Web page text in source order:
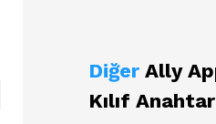
Diğer Ally
Kılıf